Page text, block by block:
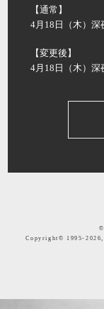
【通常】
4月18日（木）深
【変更後】
4月18日（木）深
©
Copyright©
1995-